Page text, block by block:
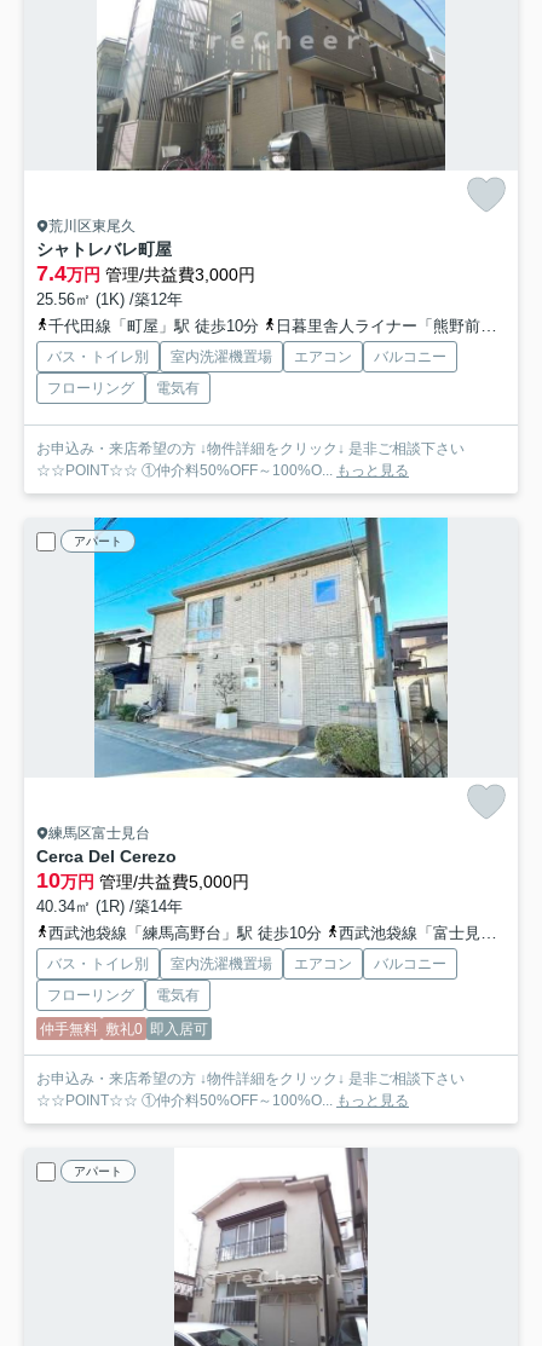
荒川区東尾久
シャトレバレ町屋
7.4万円 管理/共益費3,000円
25.56㎡ (1K) /築12年
千代田線「町屋」駅 徒歩10分
日暮里舎人ライナー「熊野前」駅 徒歩7分
バス・トイレ別 室内洗濯機置場 エアコン
バルコニー
フローリング
電気有
お申込み・来店希望の方 ↓物件詳細をクリック↓ 是非ご相談下さい
☆☆POINT☆☆ ①仲介料50%OFF～100%O... もっと見る
アパート
練馬区富士見台
Cerca Del Cerezo
10万円 管理/共益費5,000円
40.34㎡ (1R) /築14年
西武池袋線「練馬高野台」駅 徒歩10分
西武池袋線「富士見台」駅 徒歩13分
バス・トイレ別 室内洗濯機置場 エアコン
バルコニー
フローリング
電気有
仲手無料 敷礼0 即入居可
お申込み・来店希望の方 ↓物件詳細をクリック↓ 是非ご相談下さい
☆☆POINT☆☆ ①仲介料50%OFF～100%O... もっと見る
アパート